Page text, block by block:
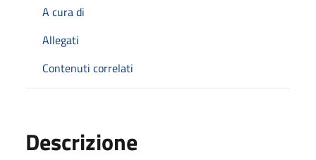
A cura di
Allegati
Contenuti correlati
Descrizione